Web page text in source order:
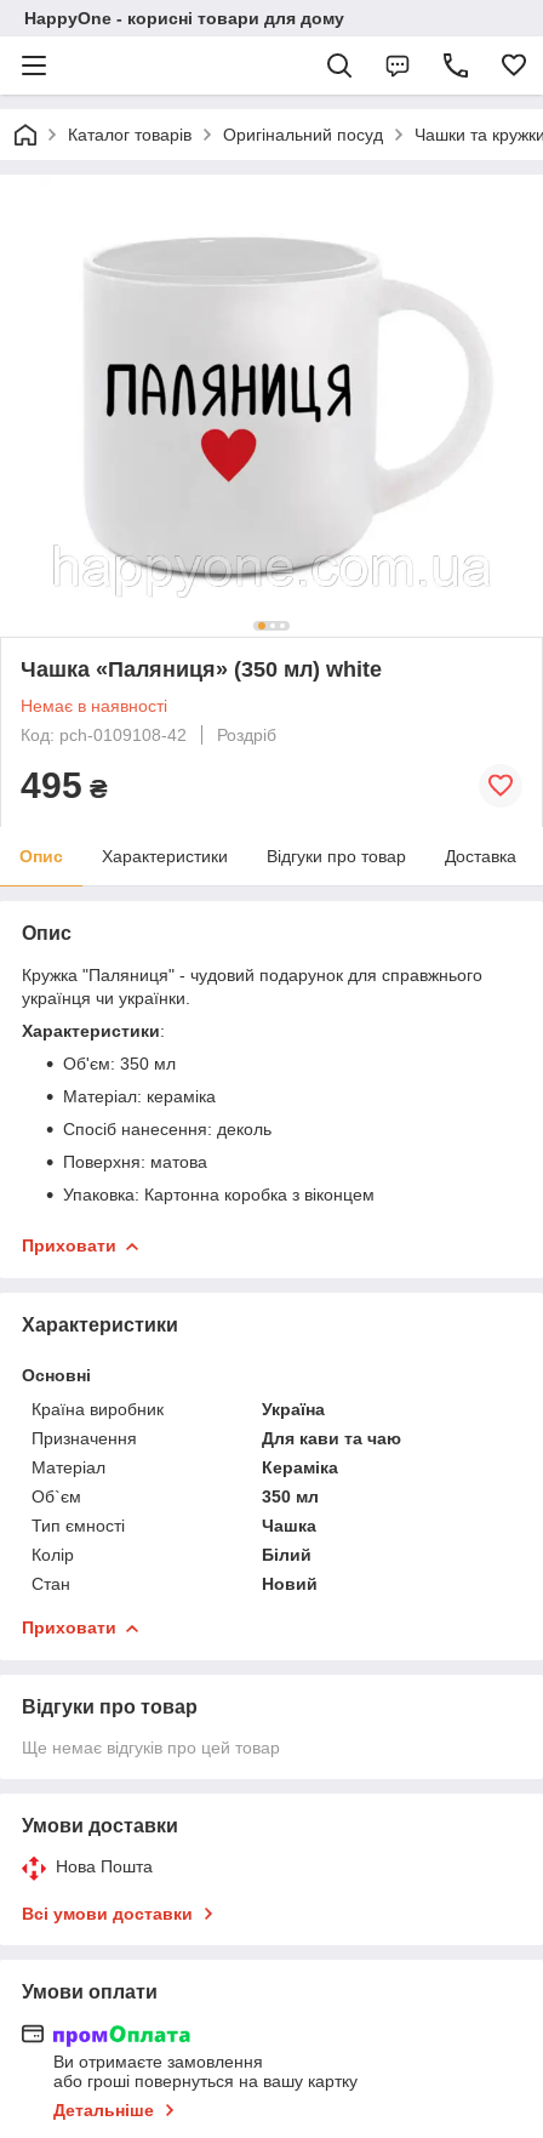
HappyOne - корисні товари для дому
Каталог товарів Оригінальний посуд Чашки та
Чашка «Паляниця» (350 мл) white
Немає в наявності
Код: pch-0109108-42
Роздріб
495 ₴
Опис Характеристики Відгуки про товар Доставка
Опис
Кружка "Паляниця" - чудовий подарунок для справжнього
українця чи українки.
Характеристики:
Об'єм: 350 мл
Матеріал: кераміка
Спосіб нанесення: деколь
Поверхня: матова
Упаковка: Картонна коробка з віконцем
Приховати
Характеристики
Основні
Країна виробник
Україна
Призначення
Для кави та чаю
Матеріал
Кераміка
Об`єм
350 мл
Тип ємності
Чашка
Колір
Білий
Стан
Новий
Приховати
Відгуки про товар
Ще немає відгуків про цей товар
Умови доставки
Нова Пошта
Всі умови доставки
Умови оплати
Ви отримаєте замовлення
або гроші повернуться на вашу картку
Детальніше